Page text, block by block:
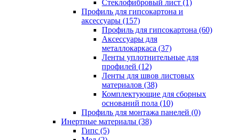
Cтеклофибровый лист (1)
Профиль для гипсокартона и
аксессуары (157)
Профиль для гипсокартона (60)
Аксессуары для
металлокаркаса (37)
Ленты уплотнительные для
профилей (12)
Ленты для швов листовых
материалов (38)
Комплектующие для сборных
оснований пола (10)
Профиль для монтажа панелей (0)
Инертные материалы (38)
Гипс (5)